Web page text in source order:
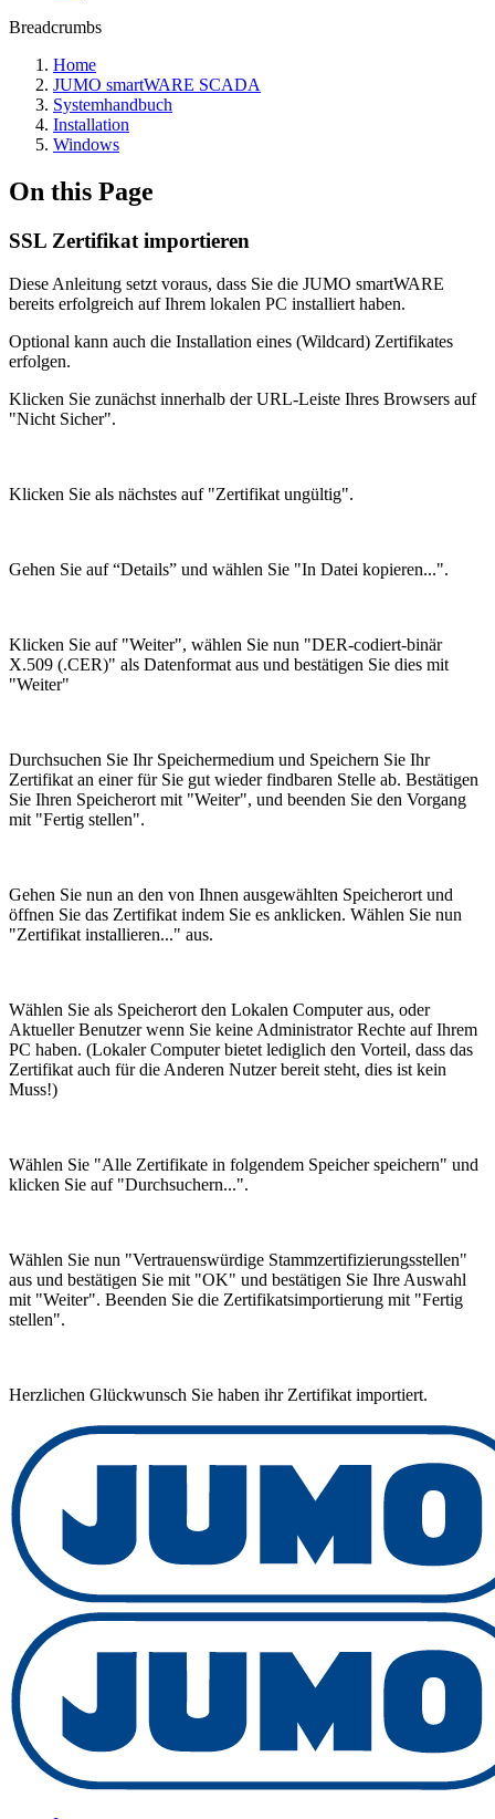
Breadcrumbs
Home
JUMO smartWARE SCADA
Systemhandbuch
Installation
Windows
On this Page
SSL Zertifikat importieren
Diese Anleitung setzt voraus, dass Sie die JUMO smartWARE
bereits erfolgreich auf Ihrem lokalen PC installiert haben.
Optional kann auch die Installation eines (Wildcard) Zertifikates
erfolgen.
Klicken Sie zunächst innerhalb der URL-Leiste Ihres Browsers auf
"Nicht Sicher".
Klicken Sie als nächstes auf "Zertifikat ungültig".
Gehen Sie auf “Details” und wählen Sie "In Datei kopieren...".
Klicken Sie auf "Weiter", wählen Sie nun "DER-codiert-binär
X.509 (.CER)" als Datenformat aus und bestätigen Sie dies mit
"Weiter"
Durchsuchen Sie Ihr Speichermedium und Speichern Sie Ihr
Zertifikat an einer für Sie gut wieder findbaren Stelle ab. Bestätigen
Sie Ihren Speicherort mit "Weiter", und beenden Sie den Vorgang
mit "Fertig stellen".
Gehen Sie nun an den von Ihnen ausgewählten Speicherort und
öffnen Sie das Zertifikat indem Sie es anklicken. Wählen Sie nun
"Zertifikat installieren..." aus.
Wählen Sie als Speicherort den Lokalen Computer aus, oder
Aktueller Benutzer wenn Sie keine Administrator Rechte auf Ihrem
PC haben. (Lokaler Computer bietet lediglich den Vorteil, dass das
Zertifikat auch für die Anderen Nutzer bereit steht, dies ist kein
Muss!)
Wählen Sie "Alle Zertifikate in folgendem Speicher speichern" und
klicken Sie auf "Durchsuchern...".
Wählen Sie nun "Vertrauenswürdige Stammzertifizierungsstellen"
aus und bestätigen Sie mit "OK" und bestätigen Sie Ihre Auswahl
mit "Weiter". Beenden Sie die Zertifikatsimportierung mit "Fertig
stellen".
Herzlichen Glückwunsch Sie haben ihr Zertifikat importiert.